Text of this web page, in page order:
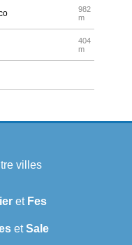
982
m
404
m
villes
et Fes
etSale